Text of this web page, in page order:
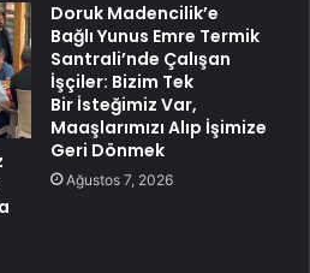
Doruk Madencilik’e
Bağlı Yunus Emre Termik
Santrali’nde Çalışan
İşçiler: Bizim Tek
Bir İsteğimiz Var,
Maaşlarımızı Alıp İşimize
Geri Dönmek
Ağustos 7, 2026